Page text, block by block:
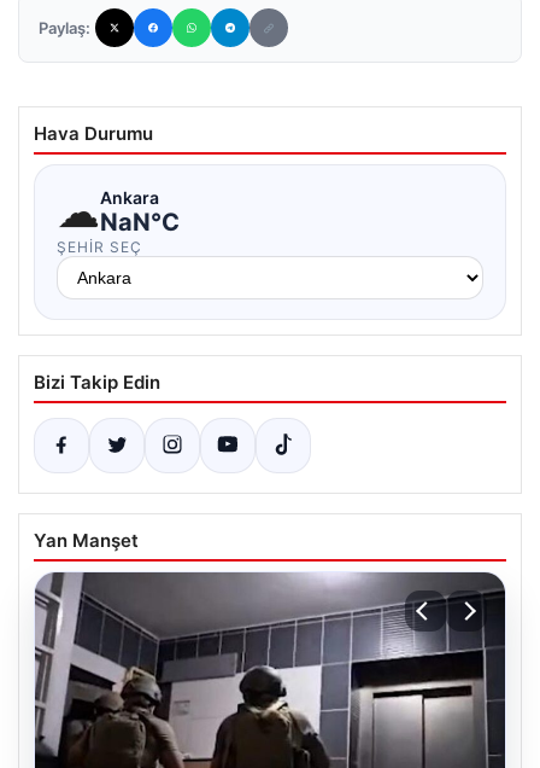
Paylaş:
Hava Durumu
☁Ankara
NaN°C
ŞEHIR SEÇ
Bizi Takip Edin
Yan Manşet